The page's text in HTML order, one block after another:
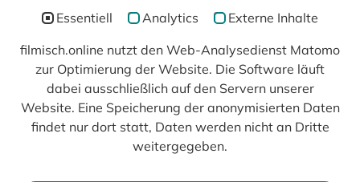
In Kooperation mit
Essentiell Analytics Externe Inhalte
filmisch.online nutzt den Web-Analysedienst Matomo
zur Optimierung der Website. Die Software läuft
dabei ausschließlich auf den Servern unserer
Website. Eine Speicherung der anonymisierten Daten
findet nur dort statt, Daten werden nicht an Dritte
weitergegeben.